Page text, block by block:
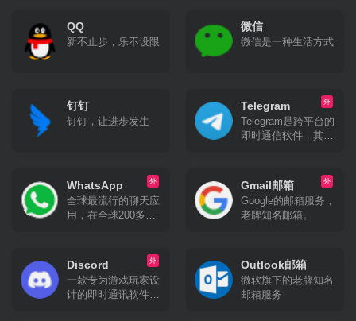
攻略、玩家生活、软
硬件消费等等内容。
QQ
新不止步，乐不设限
微信
微信是一种生活方式
钉钉
钉钉，让进步发生
外
Telegram
Telegram是跨平台的
即时通信软件，其客
是专有软件。用户可
以相互交换加密与自
毁消息，发送照片、
影片等所有类型文
等多种平台客户端；
同时官方开放应用程
序接口，因此拥有许
外
WhatsApp
全球最流行的聊天应
用，在全球200多个
东、东南亚等地区渗
透率极高。最新数据
显示，WhatsApp目
前用户量已达到22.4
外
Gmail邮箱
Google的邮箱服务，
老牌知名邮箱。
外
Discord
一款专为游戏玩家设
计的即时通讯软件，
Outlook邮箱
微软旗下的老牌知名
邮箱服务